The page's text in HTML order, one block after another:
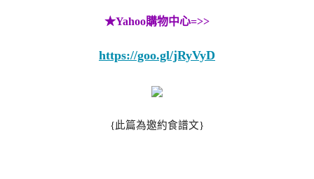
★Yahoo購物中心=>>
https://goo.gl/jRyVyD
{此篇為邀約食譜文}